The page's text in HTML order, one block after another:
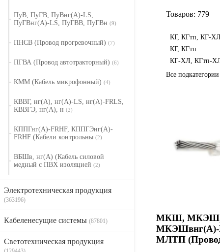
ПуВ, ПуГВ, ПуВнг(А)-LS,
ПуГВнг(А)-LS, ПуГВВ, ПуГВн (9)
ПНСВ (Провод прогревочный) (7)
ПГВА (Провод автотракторный) (6)
КММ (Кабель микрофонный) (4)
КВВГ, нг(А), нг(А)-LS, нг(А)-FRLS,
КВВГЭ, нг(А), н (2)
КППГнг(А)-FRHF, КППГЭнг(А)-
FRHF (Кабели контрольны (2)
ВБШв, нг(А) (Кабель силовой
медный с ПВХ изоляцией (2)
Электротехническая продукция
(363196)
Кабеленесущие системы (87801)
Светотехническая продукция
Товаров: 779
КГ, КГтп, КГ-
КГ, КГтп
КГ-ХЛ, КГтп-
Все
МКШ, МКЭШ,
МЛТП